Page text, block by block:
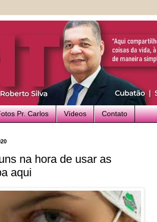
Pr. Carlos Vídeos Contato
na hora de usar as
aqui